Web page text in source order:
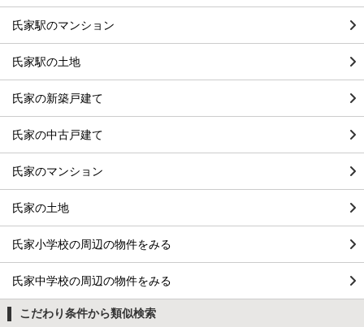
氏家駅のマンション
氏家駅の土地
氏家の新築戸建て
氏家の中古戸建て
氏家のマンション
氏家の土地
氏家小学校の周辺の物件をみる
氏家中学校の周辺の物件をみる
こだわり条件から類似検索